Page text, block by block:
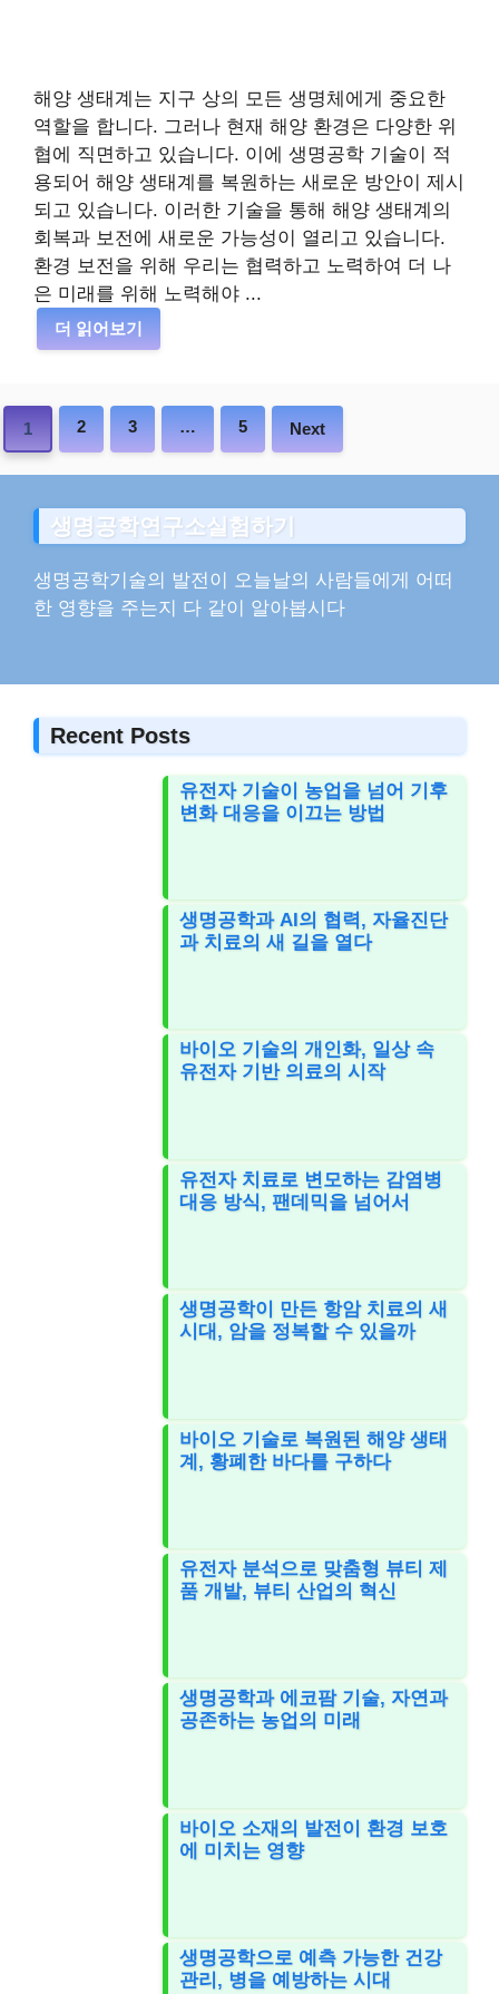
해양 생태계는 지구 상의 모든 생명체에게 중요한
역할을 합니다. 그러나 현재 해양 환경은 다양한 위
협에 직면하고 있습니다. 이에 생명공학 기술이 적
용되어 해양 생태계를 복원하는 새로운 방안이 제시
되고 있습니다. 이러한 기술을 통해 해양 생태계의
회복과 보전에 새로운 가능성이 열리고 있습니다.
환경 보전을 위해 우리는 협력하고 노력하여 더 나
은 미래를 위해 노력해야 ...
더 읽어보기
1 2 3 … 5 Next
생명공학연구소실험하기
생명공학기술의 발전이 오늘날의 사람들에게 어떠
한 영향을 주는지 다 같이 알아봅시다
Recent Posts
유전자 기술이 농업을 넘어 기후
변화 대응을 이끄는 방법
생명공학과 AI의 협력, 자율진단
과 치료의 새 길을 열다
바이오 기술의 개인화, 일상 속
유전자 기반 의료의 시작
유전자 치료로 변모하는 감염병
대응 방식, 팬데믹을 넘어서
생명공학이 만든 항암 치료의 새
시대, 암을 정복할 수 있을까
바이오 기술로 복원된 해양 생태
계, 황폐한 바다를 구하다
유전자 분석으로 맞춤형 뷰티 제
품 개발, 뷰티 산업의 혁신
생명공학과 에코팜 기술, 자연과
공존하는 농업의 미래
바이오 소재의 발전이 환경 보호
에 미치는 영향
생명공학으로 예측 가능한 건강
관리, 병을 예방하는 시대